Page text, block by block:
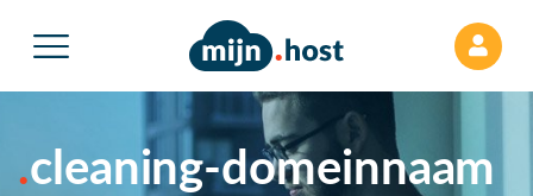
cleaning-domeinnaam